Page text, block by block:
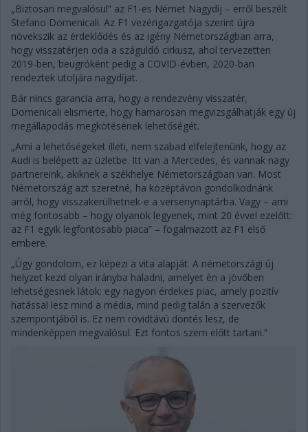
„Biztosan megvalósul” az F1-es Német Nagydíj – erről beszélt
Stefano Domenicali. Az F1 vezérigazgatója szerint újra
növekszik az érdeklődés és az igény Németországban arra,
hogy visszatérjen oda a száguldó cirkusz, ahol tervezetten
2019-ben, beugróként pedig a COVID-évben, 2020-ban
rendeztek utoljára nagydíjat.
Bár nincs garancia arra, hogy a rendezvény visszatér,
Domenicali elismerte, hogy hamarosan megvizsgálhatják egy új
megállapodás megkötésének lehetőségét.
„Ami a lehetőségeket illeti, nem szabad elfelejtenünk, hogy az
Audi is belépett az üzletbe. Itt van a Mercedes, és vannak nagy
partnereink, akiknek a székhelye Németországban van. Most
Németország azt szeretné, ha középtávon gondolkodnánk
arról, hogy visszakerülhetnek-e a versenynaptárba. Vagy – ami
még fontosabb – hogy olyanok legyenek, mint 20 évvel ezelőtt:
az F1 egyik legfontosabb piaca” – fogalmazott az F1 első
embere.
„Úgy gondolom, ez képezi a vita alapját. A németországi új
helyzet kezd olyan irányba haladni, amelyet én a jövőben
lehetségesnek látok: egy nagyon érdekes piac, amely pozitív
hatással lesz mind a média, mind pedig talán a szervezők
szempontjából is. Ez nem rövidtávú döntés lesz, de
mindenképpen megvalósul. Ezt fontos szem előtt tartani.”